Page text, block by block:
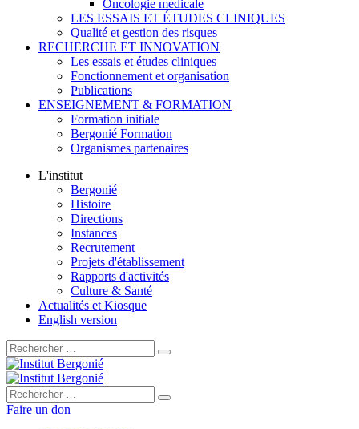
Oncologie médicale
LES ESSAIS ET ÉTUDES CLINIQUES
Qualité et gestion des risques
RECHERCHE ET INNOVATION
Les essais et études cliniques
Fonctionnement et organisation
Publications
ENSEIGNEMENT & FORMATION
Formation initiale
Bergonié Formation
Organismes partenaires
L'institut
Bergonié
Histoire
Directions
Instances
Recrutement
Projets d'établissement
Rapports d'activités
Culture & Santé
Actualités et Kiosque
English version
Rechercher :
Rechercher :
Faire un don